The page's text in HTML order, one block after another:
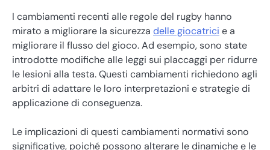
I cambiamenti recenti alle regole del rugby hanno
mirato a migliorare la sicurezza delle giocatrici e a
migliorare il flusso del gioco. Ad esempio, sono state
introdotte modifiche alle leggi sui placcaggi per ridurre
le lesioni alla testa. Questi cambiamenti richiedono agli
arbitri di adattare le loro interpretazioni e strategie di
applicazione di conseguenza.
Le implicazioni di questi cambiamenti normativi sono
significative, poiché possono alterare le dinamiche e le